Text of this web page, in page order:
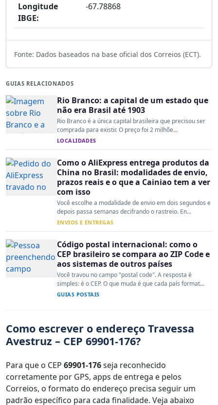
Longitude
IBGE:
-67.78868
Fonte: Dados baseados na base oficial dos Correios (ECT).
GUIAS RELACIONADOS
Rio Branco: a capital de um estado que
não era Brasil até 1903
Rio Branco é a única capital brasileira que precisou ser
comprada para existir. O preço foi 2 milhõe...
LOCALIDADES
Como o AliExpress entrega produtos da
China no Brasil: modalidades de envio,
prazos reais e o que a Cainiao tem a ver
com isso
Você escolhe a modalidade de envio em dois segundos e
depois passa semanas decifrando o rastreio. En...
ENVIOS E ENTREGAS
Código postal internacional: como o
CEP brasileiro se compara ao ZIP Code e
aos sistemas de outros países
Você travou no campo "postal code". A resposta é
simples: é o CEP. O que muda é que cada país format...
GUIAS POSTAIS
Como escrever o endereço Travessa
Avestruz – CEP 69901-176?
Para que o CEP 69901-176seja reconhecido
corretamente por GPS, apps de entrega e pelos
Correios, o formato do endereço precisa seguir um
padrão específico para cada finalidade. Veja abaixo